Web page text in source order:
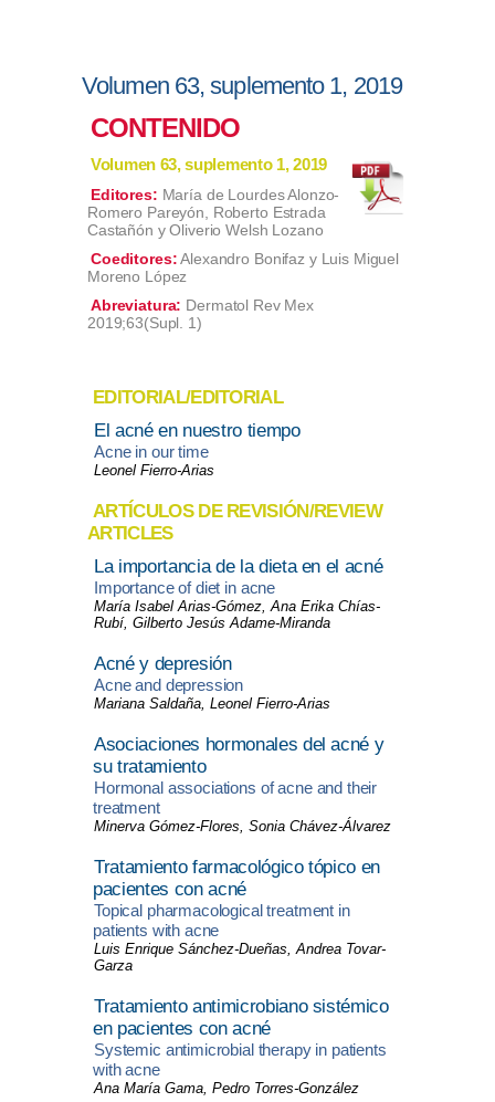
Volumen 63, suplemento 1, 2019
CONTENIDO
Volumen 63, suplemento 1, 2019
Editores: María de Lourdes Alonzo-
Romero Pareyón, Roberto Estrada
Castañón y Oliverio Welsh Lozano
Coeditores:Alexandro Bonifaz y Luis Miguel
Moreno López
Abreviatura: Dermatol Rev Mex
2019;63(Supl. 1)
EDITORIAL/EDITORIAL
El acné en nuestro tiempo
Acne in our time
Leonel Fierro-Arias
ARTÍCULOS DE REVISIÓN/REVIEW
ARTICLES
La importancia de la dieta en el acné
Importance of diet in acne
María Isabel Arias-Gómez, Ana Erika Chías-
Rubí, Gilberto Jesús Adame-Miranda
Acné y depresión
Acne and depression
Mariana Saldaña, Leonel Fierro-Arias
Asociaciones hormonales del acné y
su tratamiento
Hormonal associations of acne and their
treatment
Minerva Gómez-Flores, Sonia Chávez-Álvarez
Tratamiento farmacológico tópico en
pacientes con acné
Topical pharmacological treatment in
patients with acne
Luis Enrique Sánchez-Dueñas, Andrea Tovar-
Garza
Tratamiento antimicrobiano sistémico
en pacientes con acné
Systemic antimicrobial therapy in patients
with acne
Ana María Gama, Pedro Torres-González